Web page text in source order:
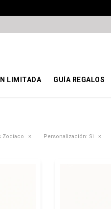
LIMITADA GUÍA REGALOS
Zodíaco Personalización: Si